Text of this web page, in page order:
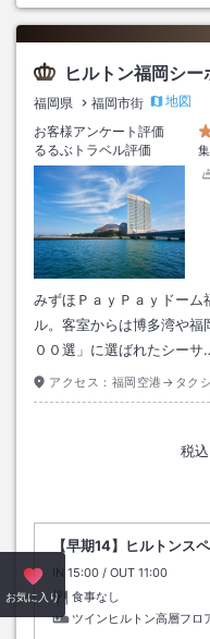
ヒルトン福岡シー
福岡県 福岡市街
地図
お客様アンケート評価
るるぶトラベル評価
みずほＰａｙＰａｙドーム
ル。客室からは博多湾や福
００選」に選ばれたシーサ
アクセス： 福岡空港→タク
税込
【早期14】ヒルトンス
IN チェックイン
15:00 / OUT チェックアウ
11:00
食事なし
ツインヒルトン高層フロ
お気に入り